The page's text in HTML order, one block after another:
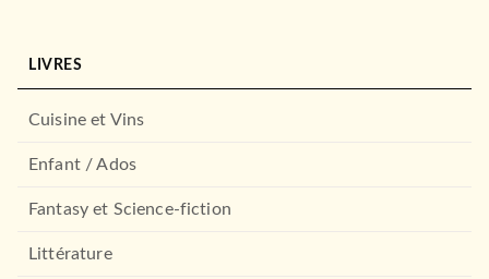
LIVRES
Cuisine et Vins
Enfant / Ados
Fantasy et Science-fiction
Littérature